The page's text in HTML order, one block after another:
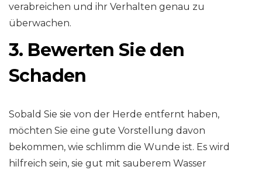
verabreichen und ihr Verhalten genau zu
überwachen.
3. Bewerten Sie den
Schaden
Sobald Sie sie von der Herde entfernt haben,
möchten Sie eine gute Vorstellung davon
bekommen, wie schlimm die Wunde ist. Es wird
hilfreich sein, sie gut mit sauberem Wasser